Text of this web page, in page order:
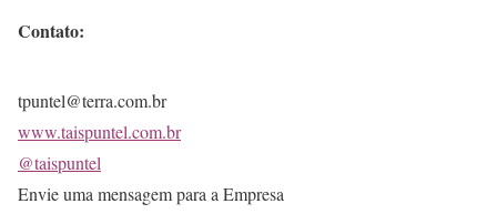
Contato:
tpuntel@terra.com.br
www.taispuntel.com.br
@taispuntel
Envie uma mensagem para a Empresa